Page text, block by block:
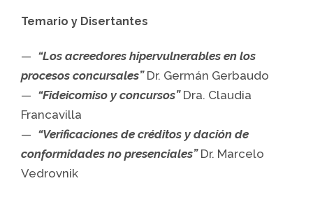
Temario y Disertantes
“Los acreedores hipervulnerables en los
procesos concursales”Dr. Germán Gerbaudo
“Fideicomiso y concursos”Dra. Claudia
Francavilla
“Verificaciones de créditos y dación de
conformidades no presenciales”Dr. Marcelo
Vedrovnik